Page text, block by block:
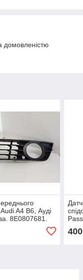
домовленістю
A4 B6, Ауді
8E0807681.
400